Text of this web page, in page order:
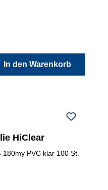
In den Warenkorb
HiClear
PVC klar 100 St.